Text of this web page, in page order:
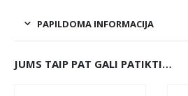
PAPILDOMA INFORMACIJA
JUMS TAIP PAT GALI PATIKTI…